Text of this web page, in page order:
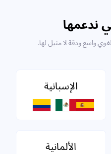
ندعمها
واسع ودقة لا مثيل لها.
الإسبانية
الألمانية